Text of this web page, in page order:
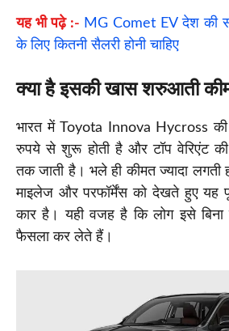
यह भी पढ़े :- MG Comet EV देश की
के लिए कितनी सैलरी होनी चाहिए
क्या है इसकी खास शरुआती
भारत में Toyota Innova Hycross
रुपये से शुरू होती है और टॉप वेरिएंट
तक जाती है। भले ही कीमत ज्यादा लगती
माइलेज और परफॉर्मेंस को देखते हुए यह
कार है। यही वजह है कि लोग इसे
फैसला कर लेते हैं।